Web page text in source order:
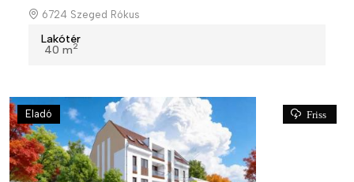
6724 Szeged Rókus
Lakótér
40 m2
Eladó Friss